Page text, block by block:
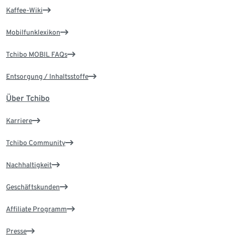
Kaffee-Wiki
Mobilfunklexikon
Tchibo MOBIL FAQs
Entsorgung / Inhaltsstoffe
Über Tchibo
Karriere
Tchibo Community
Nachhaltigkeit
Geschäftskunden
Affiliate Programm
Presse